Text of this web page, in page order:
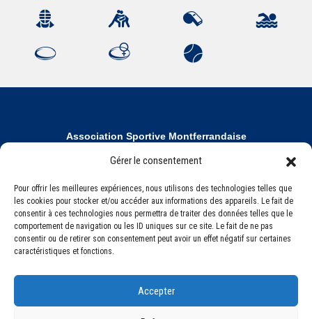
Gérer le consentement
Pour offrir les meilleures expériences, nous utilisons des technologies telles que
les cookies pour stocker et/ou accéder aux informations des appareils. Le fait de
consentir à ces technologies nous permettra de traiter des données telles que le
comportement de navigation ou les ID uniques sur ce site. Le fait de ne pas
consentir ou de retirer son consentement peut avoir un effet négatif sur certaines
caractéristiques et fonctions.
Accepter
Association Sportive Montferrandaise
CS 80221 - 63021 Clermont-Ferrand Cedex 2
Téléphone:+33 (0) 4 51 11 00 20
Email :accueil@asm-omnisports.com